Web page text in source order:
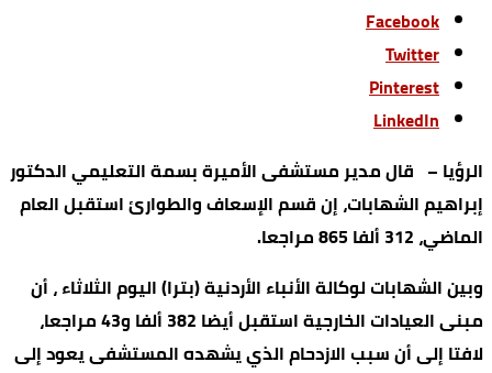
Facebook
Twitter
Pinterest
LinkedIn
الرؤيا – قال مدير مستشفى الأميرة بسمة التعليمي الدكتور
إبراهيم الشهابات، إن قسم الإسعاف والطوارئ استقبل العام
الماضي، 312 ألفا 865 مراجعا.
وبين الشهابات لوكالة الأنباء الأردنية (بترا) اليوم الثلاثاء ، أن
مبنى العيادات الخارجية استقبل أيضا 382 ألفا و43 مراجعا،
لافتا إلى أن سبب الازدحام الذي يشهده المستشفى يعود إلى